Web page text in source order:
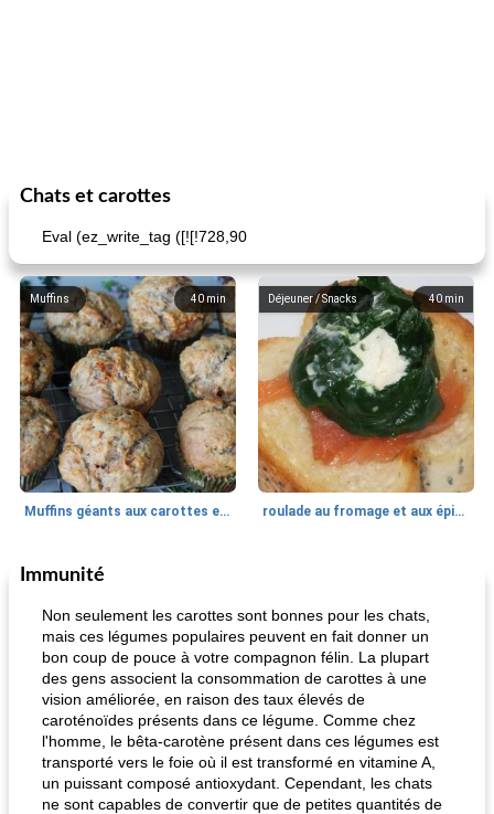
Chats et carottes
Eval (ez_write_tag ([![!728,90
40 min
Muffins
Muffins géants aux carottes et à la banane de Nif
40 min
Déjeuner / Snacks
roulade au fromage et aux épinards
Marques de confiance: recettes et
fiesta tostadas le méga's jopp joes
Immunité
Non seulement les carottes sont bonnes pour les chats,
mais ces légumes populaires peuvent en fait donner un
bon coup de pouce à votre compagnon félin. La plupart
des gens associent la consommation de carottes à une
vision améliorée, en raison des taux élevés de
caroténoïdes présents dans ce légume. Comme chez
l'homme, le bêta-carotène présent dans ces légumes est
transporté vers le foie où il est transformé en vitamine A,
un puissant composé antioxydant. Cependant, les chats
ne sont capables de convertir que de petites quantités de